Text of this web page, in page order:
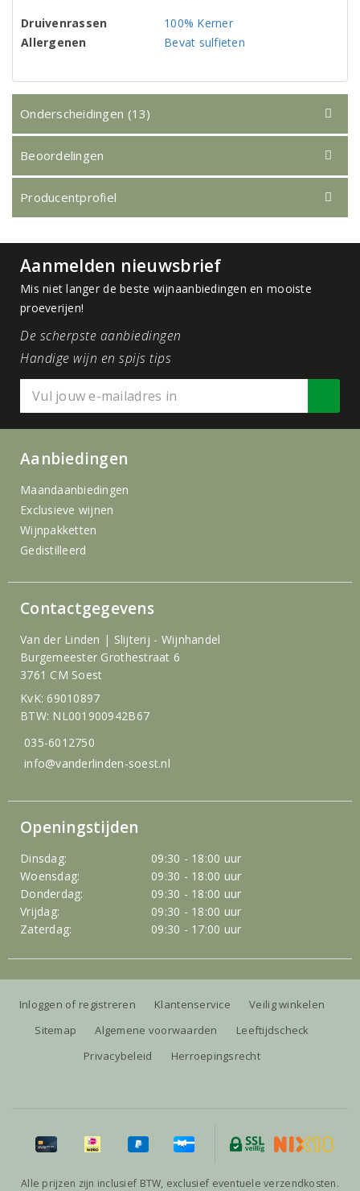
Druivenrassen
100% Kerner
Allergenen
Bevat sulfieten
Onderscheidingen (13)
Beoordelingen
Producentprofiel
Aanmelden nieuwsbrief
Mis niet langer de beste wijnaanbiedingen en mooiste
proeverijen!
De scherpste aanbiedingen
Handige wijn en spijs tips
Aanbiedingen
Maandaanbiedingen
Exclusieve wijnen
Wijnpakketten
Gedistilleerd
Contactgegevens
Van der Linden | Slijterij - Wijnhandel
Burgemeester Grothestraat 6
3761 CM Soest
KvK: 69010897
BTW: NL001900942B67
035-6012750
info@vanderlinden-soest.nl
Openingstijden
Dinsdag:
09:30 - 18:00 uur
Woensdag:
09:30 - 18:00 uur
Donderdag:
09:30 - 18:00 uur
Vrijdag:
09:30 - 18:00 uur
Zaterdag:
09:30 - 17:00 uur
Inloggen of registreren Klantenservice
Veilig winkelen
Sitemap
Algemene voorwaarden
Leeftijdscheck
Privacybeleid
Herroepingsrecht
Alle prijzen zijn inclusief BTW, exclusief eventuele verzendkosten.